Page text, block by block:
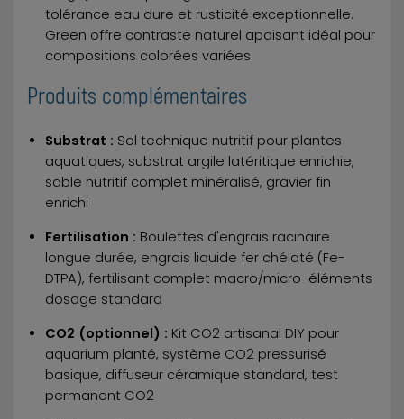
tolérance eau dure et rusticité exceptionnelle.
Green offre contraste naturel apaisant idéal pour
compositions colorées variées.
Produits complémentaires
Substrat : Sol technique nutritif pour plantes
aquatiques, substrat argile latéritique enrichie,
sable nutritif complet minéralisé, gravier fin
enrichi
Fertilisation : Boulettes d'engrais racinaire
longue durée, engrais liquide fer chélaté (Fe-
DTPA), fertilisant complet macro/micro-éléments
dosage standard
CO2 (optionnel) : Kit CO2 artisanal DIY pour
aquarium planté, système CO2 pressurisé
basique, diffuseur céramique standard, test
permanent CO2